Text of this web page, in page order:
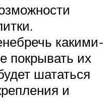
какими-
покрывать их
шататься
и